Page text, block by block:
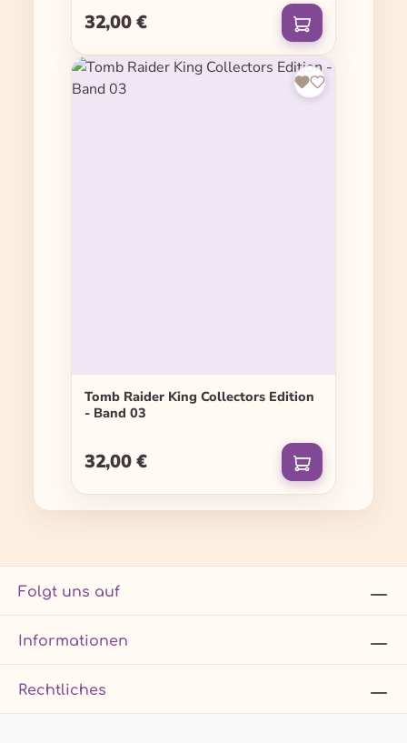
Regulärer Preis:
32,00 €
Tomb Raider King Collectors Edition
- Band 03
Regulärer Preis:
32,00 €
Folgt uns auf
Informationen
Rechtliches